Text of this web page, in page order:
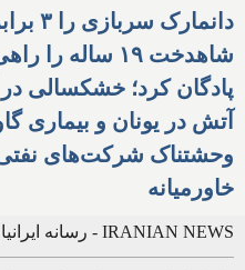
دانمارک
شاهدخت ۱۹ ساله را
پادگان کرد؛ خشکسالی در
آتش در یونان و بیماری
وحشتناک شرکت‌های
خاورمیانه
IRANIAN NEWS - رسانه ایرانیان